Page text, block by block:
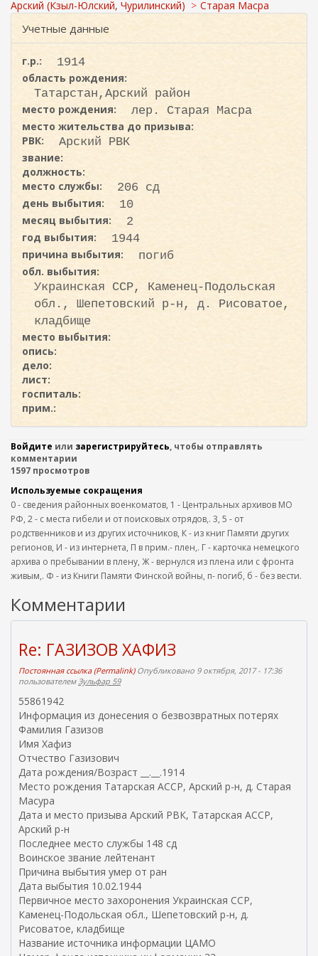
к
а
Арский (Кзыл-Юлский, Чурилинский)
Старая Масра
Учетные данные
г.р.:
1914
область рождения:
Татарстан,Арский район
место рождения:
лер. Старая Масра
место жительства до призыва:
РВК:
Арский РВК
звание:
должность:
место службы:
206 сд
день выбытия:
10
месяц выбытия:
2
год выбытия:
1944
причина выбытия:
погиб
обл. выбытия:
Украинская ССР, Каменец-Подольская
обл., Шепетовский р-н, д. Рисоватое,
кладбище
место выбытия:
опись:
дело:
лист:
госпиталь:
прим.:
Войдите или зарегистрируйтесь, чтобы отправлять
комментарии
1597 просмотров
Используемые сокращения
0 - сведения районных военкоматов, 1 - Центральных архивов МО
РФ, 2 - с места гибели и от поисковых отрядов,. 3, 5 - от
родственников и из других источников, К - из книг Памяти других
регионов, И - из интернета, П в прим.- плен,. Г - карточка немецкого
архива о пребывании в плену, Ж - вернулся из плена или с фронта
живым,. Ф - из Книги Памяти Финской войны, п- погиб, б - без вести.
Комментарии
Re: ГАЗИЗОВ ХАФИЗ
Постоянная ссылка (Permalink)Опубликовано 9 октября, 2017 - 17:36
пользователемЗульфар 59
55861942
Информация из донесения о безвозвратных потерях
Фамилия Газизов
Имя Хафиз
Отчество Газизович
Дата рождения/Возраст __.__.1914
Место рождения Татарская АССР, Арский р-н, д. Старая
Масура
Дата и место призыва Арский РВК, Татарская АССР,
Арский р-н
Последнее место службы 148 сд
Воинское звание лейтенант
Причина выбытия умер от ран
Дата выбытия 10.02.1944
Первичное место захоронения Украинская ССР,
Каменец-Подольская обл., Шепетовский р-н, д.
Рисоватое, кладбище
Название источника информации ЦАМО